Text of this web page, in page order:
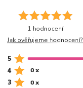
1 hodnocení
Jak ověřujeme hodnocení?
5
4 0 x
3 0 x